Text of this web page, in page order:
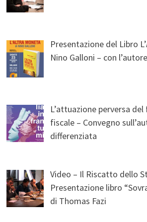
Presentazione del Libro
Nino Galloni – con l’autore
L’attuazione perversa
fiscale – Convegno
differenziata
Video – Il Riscatto dello
Presentazione libro
di Thomas Fazi